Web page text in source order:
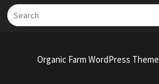
Organic Farm WordPress Theme